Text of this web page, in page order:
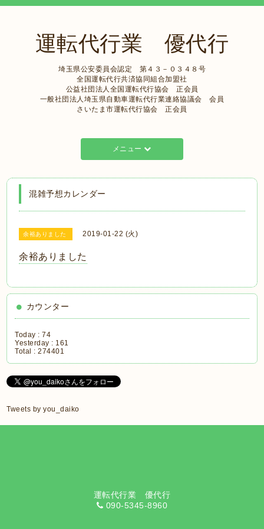
運転代行業 優代行
埼玉県公安委員会認定 第４３－０３４８号
全国運転代行共済協同組合加盟社
公益社団法人全国運転代行協会 正会員
一般社団法人埼玉県自動車運転代行業連絡協議会 会員
さいたま市運転代行協会 正会員
メニュー
混雑予想カレンダー
余裕ありました 2019-01-22 (火)
余裕ありました
カウンター
Today :74
Yesterday : 161
Total :274401
Tweets by you_daiko
運転代行業 優代行
090-5345-8960